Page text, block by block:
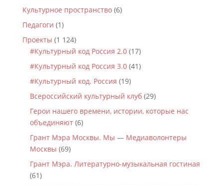
Культурное пространство(6)
Педагоги (1)
Проекты (1 124)
#Культурный код Россия 2.0(17)
#Культурный код Россия 3.0(41)
#Культурный код. Россия (19)
Всероссийский культурный клуб(29)
Герои нашего времени, истории, которые нас
объединяют(6)
Грант Мэра Москвы. Мы — Медиаволонтеры
Москвы (69)
Грант Мэра. Литературно-музыкальная гостиная
(61)